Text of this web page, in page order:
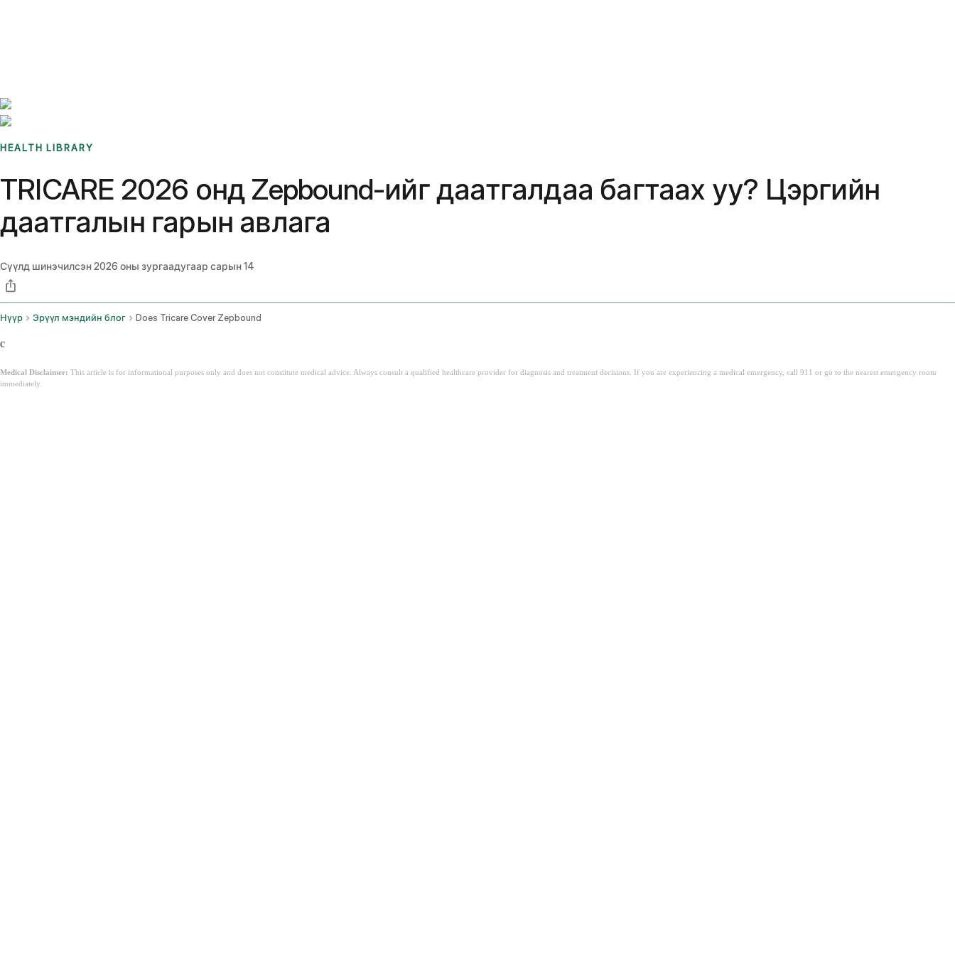
HEALTH LIBRARY
TRICARE 2026 онд Zepbound-ийг даатгалдаа багтаах уу? Цэргийн
даатгалын гарын авлага
Сүүлд шинэчилсэн2026 оны зургаадугаар сарын 14
Нүүр Эрүүл мэндийн блог Does Tricare Cover Zepbound
c
Medical Disclaimer: This article is for informational purposes only and does not constitute medical advice. Always consult a qualified healthcare provider for diagnosis and treatment decisions. If you are experiencing a medical emergency, call 911 or go to the nearest emergency room
immediately.